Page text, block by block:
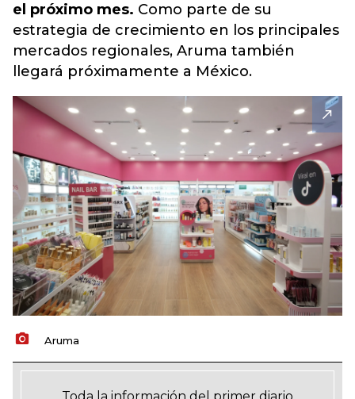
el próximo mes. Como parte de su
estrategia de crecimiento en los principales
mercados regionales, Aruma también
llegará próximamente a México.
Aruma